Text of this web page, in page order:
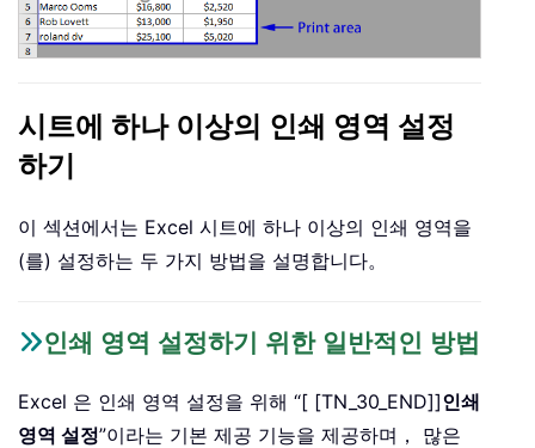
시트에 하나 이상의 인쇄 영역 설정
하기
이 섹션에서는 Excel 시트에 하나 이상의 인쇄 영역을
(를) 설정하는 두 가지 방법을 설명합니다。
인쇄 영역 설정하기 위한 일반적인 방법
Excel 은 인쇄 영역 설정을 위해 “[ [TN_30_END]]인쇄
영역 설정”이라는 기본 제공 기능을 제공하며， 많은